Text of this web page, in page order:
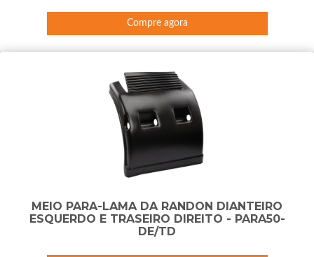
Compre agora
MEIO PARA-LAMA DA RANDON DIANTEIRO
ESQUERDO E TRASEIRO DIREITO - PARA50-
DE/TD